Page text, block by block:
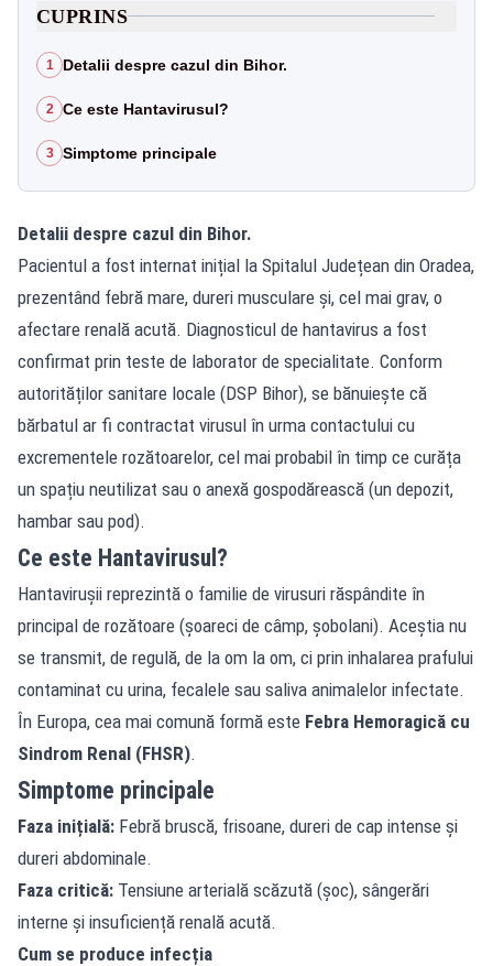
CUPRINS
1 Detalii despre cazul din Bihor.
2 Ce este Hantavirusul?
3 Simptome principale
Detalii despre cazul din Bihor.
Pacientul a fost internat inițial la Spitalul Județean din Oradea,
prezentând febră mare, dureri musculare și, cel mai grav, o
afectare renală acută. Diagnosticul de hantavirus a fost
confirmat prin teste de laborator de specialitate. Conform
autorităților sanitare locale (DSP Bihor), se bănuiește că
bărbatul ar fi contractat virusul în urma contactului cu
excrementele rozătoarelor, cel mai probabil în timp ce curăța
un spațiu neutilizat sau o anexă gospodărească (un depozit,
hambar sau pod).
Ce este Hantavirusul?
Hantavirușii reprezintă o familie de virusuri răspândite în
principal de rozătoare (șoareci de câmp, șobolani). Aceștia nu
se transmit, de regulă, de la om la om, ci prin inhalarea prafului
contaminat cu urina, fecalele sau saliva animalelor infectate.
În Europa, cea mai comună formă este Febra Hemoragică cu
Sindrom Renal (FHSR).
Simptome principale
Faza inițială: Febră bruscă, frisoane, dureri de cap intense și
dureri abdominale.
Faza critică: Tensiune arterială scăzută (șoc), sângerări
interne și insuficiență renală acută.
Cum se produce infecția